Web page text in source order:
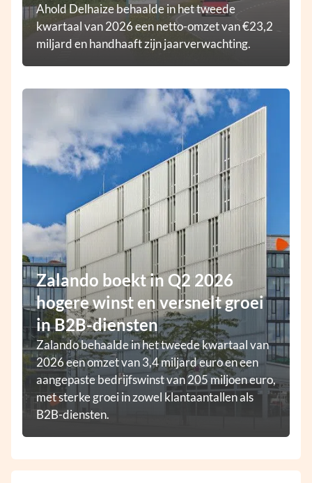
Ahold Delhaize behaalde in het tweede
kwartaal van 2026 een netto-omzet van €23,2
miljard en handhaaft zijn jaarverwachting.
Zalando boekt in Q2 2026
hogere winst en versnelt groei
in B2B-diensten
Zalando behaalde in het tweede kwartaal van
2026 een omzet van 3,4 miljard euro en een
aangepaste bedrijfswinst van 205 miljoen euro,
met sterke groei in zowel klantaantallen als
B2B-diensten.